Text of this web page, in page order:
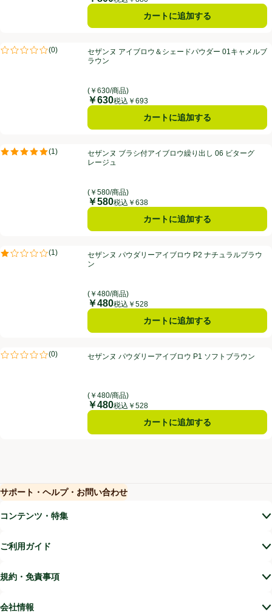
カートに追加する
セザンヌ アイブロウ＆シェードパウダー 01キャメルブラウン
(0)
評価は0件のレビューで5点中0.0点。セザンヌ アイブロウ＆シェードパウダー 01キャメルブ
ラウン
(￥630/商品)
価格
￥630税込￥693
カートに追加する
セザンヌ ブラシ付アイブロウ繰り出し 06 ビターグレージュ
(1 )
評価は1件のレビューで5点中5.0点。セザンヌ ブラシ付アイブロウ繰り出し 06 ビターグ
レージュ
(￥580/商品)
価格
￥580税込￥638
カートに追加する
セザンヌ パウダリーアイブロウ P2 ナチュラルブラウン
(1)
評価は1件のレビューで5点中1.0点。セザンヌ パウダリーアイブロウ P2 ナチュラルブラウ
ン
(￥480/商品)
価格
￥480税込￥528
カートに追加する
セザンヌ パウダリーアイブロウ P1 ソフトブラウン
(0)
評価は0件のレビューで5点中0.0点。セザンヌ パウダリーアイブロウ P1 ソフトブラウン
(￥480/商品)
価格
￥480税込￥528
カートに追加する
サポート・ヘルプ・お問い合わせ
(新しいウィンドウで開く)
コンテンツ・特集
ご利用ガイド
規約・免責事項
会社情報